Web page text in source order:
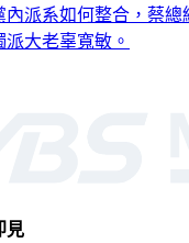
內派系如何整合，蔡總
大老辜寬敏。
見